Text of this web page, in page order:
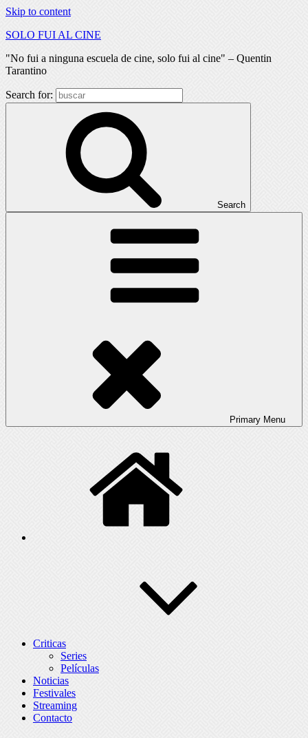
Skip to content
SOLO FUI AL CINE
"No fui a ninguna escuela de cine, solo fui al cine" – Quentin
Tarantino
Search for:
Search
Primary Menu
Criticas
Series
Películas
Noticias
Festivales
Streaming
Contacto